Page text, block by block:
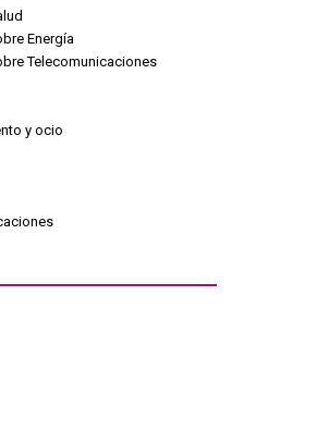
Energía
Telecomunicaciones
y ocio